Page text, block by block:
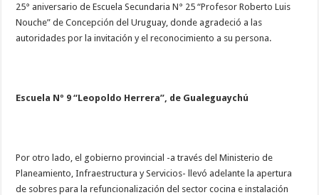
25° aniversario de Escuela Secundaria N° 25 “Profesor Roberto Luis
Nouche” de Concepción del Uruguay, donde agradeció a las
autoridades por la invitación y el reconocimiento a su persona.
Escuela Nº 9 “Leopoldo Herrera”, de Gualeguaychú
Por otro lado, el gobierno provincial -a través del Ministerio de
Planeamiento, Infraestructura y Servicios- llevó adelante la apertura
de sobres para la refuncionalización del sector cocina e instalación